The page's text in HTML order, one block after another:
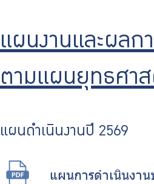
รายงานผลการดำเนินงาน
ข่าวสารและกิจกรรม
บริการเจ้าหน้าที่ส่วนราชการ
ติดต่อเรา
แผนงานและผลก
ตามแผนยุทธศาส
แผนดำเนินงานปี 2569
แผนการดําเนินงา